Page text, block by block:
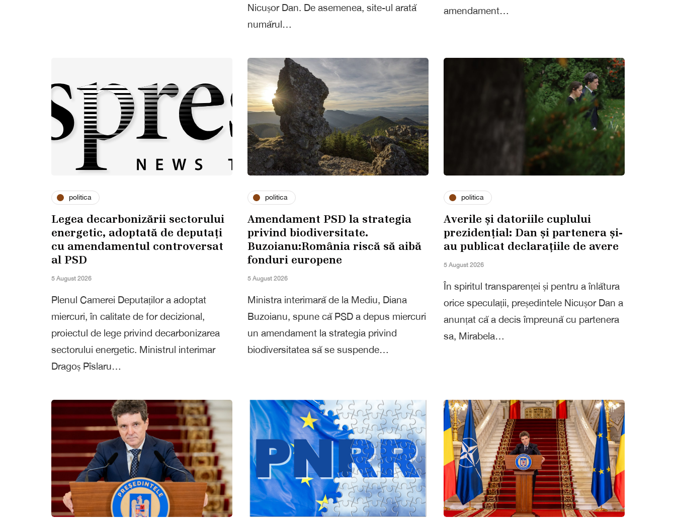
Nicușor Dan. De asemenea, site-ul arată
numărul…
amendament…
politica
Legea decarbonizării sectorului
energetic, adoptată de deputați
cu amendamentul controversat
al PSD
5 August 2026
Plenul Camerei Deputaților a adoptat
miercuri, în calitate de for decizional,
proiectul de lege privind decarbonizarea
sectorului energetic. Ministrul interimar
Dragoș Pîslaru…
politica
Amendament PSD la strategia
privind biodiversitate.
Buzoianu:România riscă să aibă
fonduri europene
5 August 2026
Ministra interimară de la Mediu, Diana
Buzoianu, spune că PSD a depus miercuri
un amendament la strategia privind
biodiversitatea să se suspende…
politica
Averile și datoriile cuplului
prezidențial: Dan și partenera și-
au publicat declarațiile de avere
5 August 2026
În spiritul transparenței și pentru a înlătura
orice speculații, președintele Nicușor Dan a
anunțat că a decis împreună cu partenera
sa, Mirabela…